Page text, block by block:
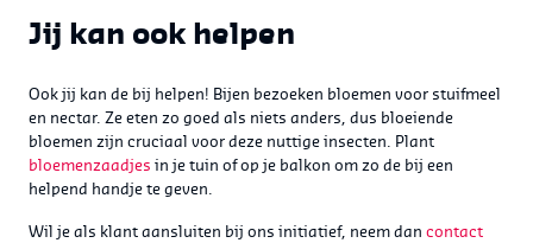
Jij kan ook helpen
Ook jij kan de bij helpen! Bijen bezoeken bloemen voor stuifmeel
en nectar. Ze eten zo goed als niets anders, dus bloeiende
bloemen zijn cruciaal voor deze nuttige insecten. Plant
bloemenzaadjes in je tuin of op je balkon om zo de bij een
helpend handje te geven.
Wil je als klant aansluiten bij ons initiatief, neem dan contact